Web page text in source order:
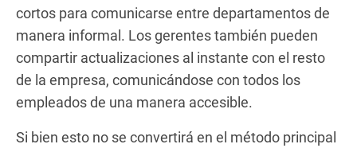
cortos para comunicarse entre departamentos de
manera informal. Los gerentes también pueden
compartir actualizaciones al instante con el resto
de la empresa, comunicándose con todos los
empleados de una manera accesible.
Si bien esto no se convertirá en el método principal